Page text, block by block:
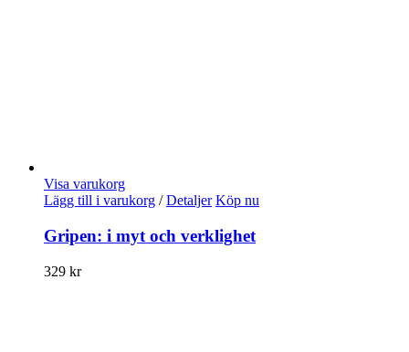
Visa varukorg
Lägg till i varukorg / Detaljer Köp nu
Gripen: i myt och verklighet
329 kr